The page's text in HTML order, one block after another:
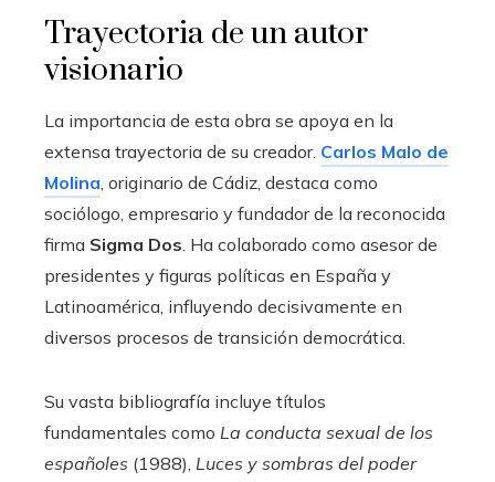
Trayectoria de un autor
visionario
La importancia de esta obra se apoya en la
extensa trayectoria de su creador. Carlos Malo de
Molina, originario de Cádiz, destaca como
sociólogo, empresario y fundador de la reconocida
firma Sigma Dos. Ha colaborado como asesor de
presidentes y figuras políticas en España y
Latinoamérica, influyendo decisivamente en
diversos procesos de transición democrática.
Su vasta bibliografía incluye títulos
fundamentales como La conducta sexual de los
españoles (1988), Luces y sombras del poder